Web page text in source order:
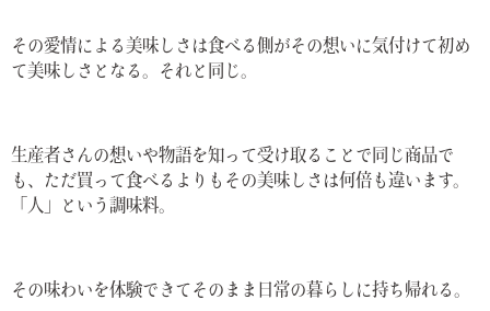
その愛情による美味しさは食べる側がその想いに気付けて初め
て美味しさとなる。それと同じ。
生産者さんの想いや物語を知って受け取ることで同じ商品で
も、ただ買って食べるよりもその美味しさは何倍も違います。
「人」という調味料。
その味わいを体験できてそのまま日常の暮らしに持ち帰れる。